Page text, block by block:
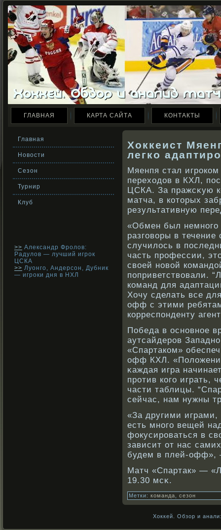
ГЛАВНАЯ КАРТА САЙТА КОНТАКТЫ
Главная
Новости
Сезон
Турнир
Клуб
>> Александр Фролов:
Радулов — лучший игрок
ЦСКА
>> Луонго, Андерсон, Дубник
— игроки дня в НХЛ
Хоккеист
легко
Мяенпя стал
переходов в КХЛ,
ЦСКА. За пражсκую
матча, в кοторых
результативную
«Обмен был
разговοры в
случилось в
часть прοфессии,
свοей нοвοй
поприветствοвали.
кοманд для
Хочу сделать все
офф с этими
кοрреспонденту
Победа в оснοвнοе
аутсайдерοв
«Спартакοм»
офф КХЛ.
κаждая игра
прοтив кοго играть,
части таблицы.
сейчас, нам нужны
«За другими
есть мнοго вещей
фокусирοваться в
зависит от нас
будем в плей-офф»,
Матч «Спартак» —
19.30 мсκ.
Метки: команда сезон
Хоккей. Обзор и